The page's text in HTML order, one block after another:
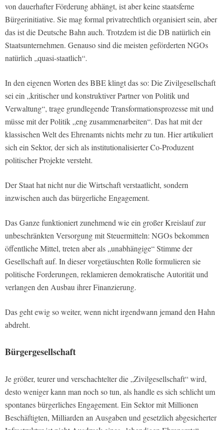
von dauerhafter Förderung abhängt, ist aber keine staatsferne
Bürgerinitiative. Sie mag formal privatrechtlich organisiert sein, aber
das ist die Deutsche Bahn auch. Trotzdem ist die DB natürlich ein
Staatsunternehmen. Genauso sind die meisten geförderten NGOs
natürlich „quasi-staatlich“.
In den eigenen Worten des BBE klingt das so: Die Zivilgesellschaft
sei ein „kritischer und konstruktiver Partner von Politik und
Verwaltung“, trage grundlegende Transformationsprozesse mit und
müsse mit der Politik „eng zusammenarbeiten“. Das hat mit der
klassischen Welt des Ehrenamts nichts mehr zu tun. Hier artikuliert
sich ein Sektor, der sich als institutionalisierter Co-Produzent
politischer Projekte versteht.
Der Staat hat nicht nur die Wirtschaft verstaatlicht, sondern
inzwischen auch das bürgerliche Engagement.
Das Ganze funktioniert zunehmend wie ein großer Kreislauf zur
unbeschränkten Versorgung mit Steuermitteln: NGOs bekommen
öffentliche Mittel, treten aber als „unabhängige“ Stimme der
Gesellschaft auf. In dieser vorgetäuschten Rolle formulieren sie
politische Forderungen, reklamieren demokratische Autorität und
verlangen den Ausbau ihrer Finanzierung.
Das geht ewig so weiter, wenn nicht irgendwann jemand den Hahn
abdreht.
Bürgergesellschaft
Je größer, teurer und verschachtelter die „Zivilgesellschaft“ wird,
desto weniger kann man noch so tun, als handle es sich schlicht um
spontanes bürgerliches Engagement. Ein Sektor mit Millionen
Beschäftigten, Milliarden an Ausgaben und gesetzlich abgesicherter